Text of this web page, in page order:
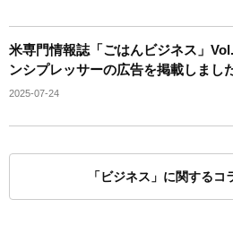
米専門情報誌「ごはんビジネス」
ンシプレッサーの広告を掲載しまし
2025-07-24
「ビジネス」に関するコ